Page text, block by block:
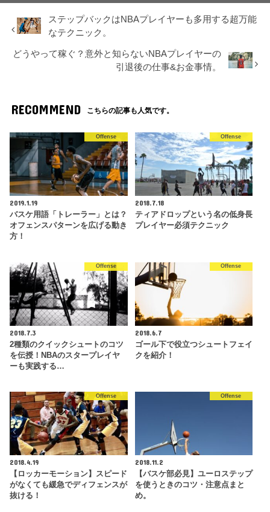
ステップバックはNBAプレイヤーも多用する超万能
なテクニック。
どうやって稼ぐ？意外と知らないNBAプレイヤーの
引退後の仕事&お金事情。
RECOMMEND こちらの記事も人気です。
Offense
2019.1.19
バスケ用語「トレーラー」とは？
オフェンスパターンを広げる動き
方！
Offense
2018.7.18
ティアドロップという名の低身長
プレイヤー必須テクニック
Offense
2018.7.3
2種類のクイックシュートのコツ
を伝授！NBAのスタープレイヤ
ーも実践する…
Offense
2018.6.7
ゴール下で役立つシュートフェイ
クを紹介！
Offense
2018.4.19
【ロッカーモーション】スピード
がなくても緩急でディフェンスが
抜ける！
Offense
2018.11.2
【バスケ部必見】ユーロステップ
を使うときのコツ・注意点まと
め。